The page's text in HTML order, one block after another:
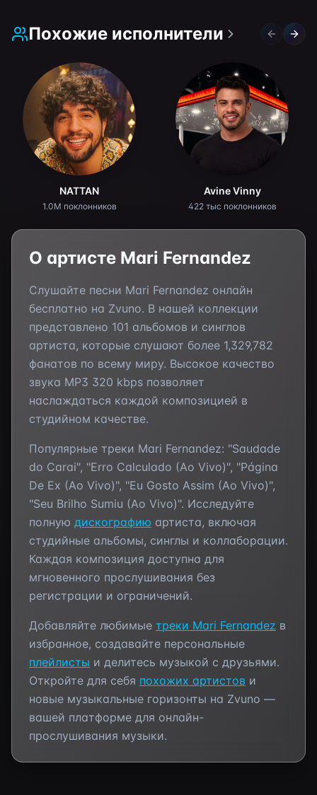
Похожие исполнители Previous
NATTAN
1.0M поклонников
Avine Vinny
422 тыс поклонников
О артисте Mari Fernandez
Слушайте песни Mari Fernandez онлайн
бесплатно на Zvuno. В нашей коллекции
представлено 101 альбомов и синглов
артиста, которые слушают более 1,329,782
фанатов по всему миру. Высокое качество
звука MP3 320 kbps позволяет
наслаждаться каждой композицией в
студийном качестве.
Популярные треки Mari Fernandez: "Saudade
do Carai", "Erro Calculado (Ao Vivo)", "Página
De Ex (Ao Vivo)", "Eu Gosto Assim (Ao Vivo)",
"Seu Brilho Sumiu (Ao Vivo)". Исследуйте
полную дискографию артиста, включая
студийные альбомы, синглы и коллаборации.
Каждая композиция доступна для
мгновенного прослушивания без
регистрации и ограничений.
Добавляйте любимые треки Mari Fernandez в
избранное, создавайте персональные
плейлисты и делитесь музыкой с друзьями.
Откройте для себя похожих артистов и
новые музыкальные горизонты на Zvuno —
вашей платформе для онлайн-
прослушивания музыки.